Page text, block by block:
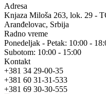
Adresa
Knjaza Miloša 263, lok. 29 -
Aranđelovac, Srbija
Radno vreme
Ponedeljak - Petak: 10:00 -
Subotom: 10:00 - 15:00
Kontakt
+381 34 29-00-35
+381 60 31-31-533
+381 69 30-30-555